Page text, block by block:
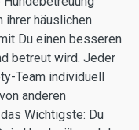
ihrer häuslichen
Du einen besseren
betreut wird. Jeder
Team individuell
anderen
Wichtigste: Du